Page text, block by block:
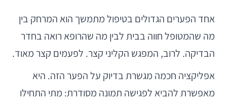
אחד הפערים הגדולים בטיפול מתמשך הוא המרחק בין
מה שהמטופל חווה בבית לבין מה שהרופא רואה בחדר
הבדיקה. לרוב, המפגש הקליני קצר. לפעמים קצר מאוד.
אפליקציה חכמה מגשרת בדיוק על הפער הזה. היא
מאפשרת להביא לפגישה תמונה מסודרת: מתי התחילו